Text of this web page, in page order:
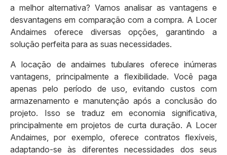
a melhor alternativa? Vamos analisar as vantagens e
desvantagens em comparação com a compra. A Locer
Andaimes oferece diversas opções, garantindo a
solução perfeita para as suas necessidades.
A locação de andaimes tubulares oferece inúmeras
vantagens, principalmente a flexibilidade. Você paga
apenas pelo período de uso, evitando custos com
armazenamento e manutenção após a conclusão do
projeto. Isso se traduz em economia significativa,
principalmente em projetos de curta duração. A Locer
Andaimes, por exemplo, oferece contratos flexíveis,
adaptando-se às diferentes necessidades dos seus